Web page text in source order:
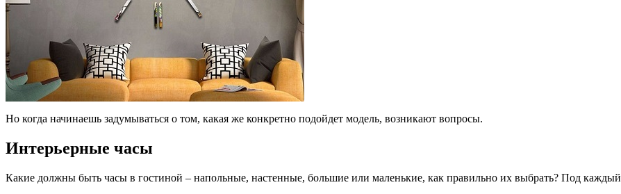
Но когда начинаешь задумываться о том, какая же конкретно подойдет модель, возникают вопросы.
Интерьерные часы
Какие должны быть часы в гостиной – напольные, настенные, большие или маленькие, как правильно их выбрать? Под